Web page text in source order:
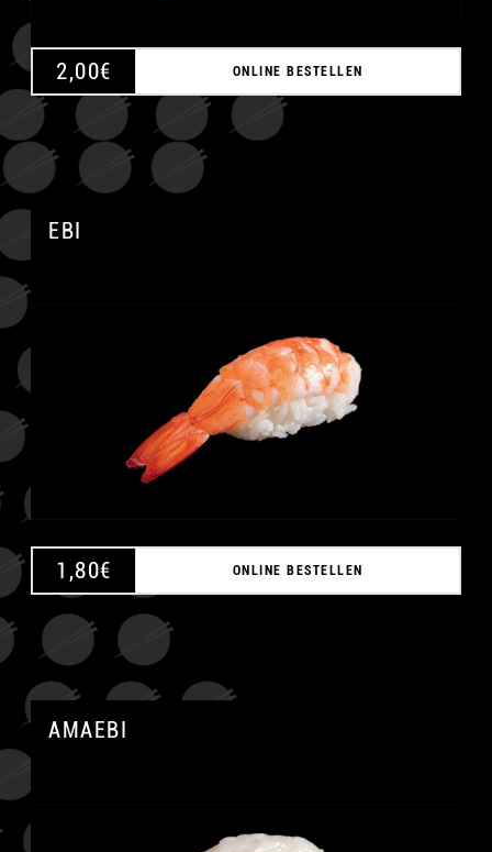
2,00€ ONLINE BESTELLEN
EBI
1,80€ ONLINE BESTELLEN
AMAEBI